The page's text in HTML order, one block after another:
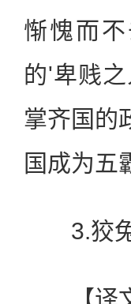
惭愧而
的'卑贱
掌齐国的
国成为五
3.狡兔